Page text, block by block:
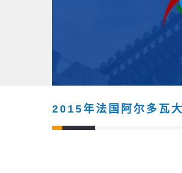
2015年法国阿尔多瓦